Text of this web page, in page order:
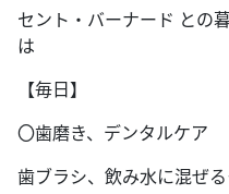
セント・バーナード との
は
【毎日】
〇歯磨き、デンタルケア
歯ブラシ、飲み水に混ぜ